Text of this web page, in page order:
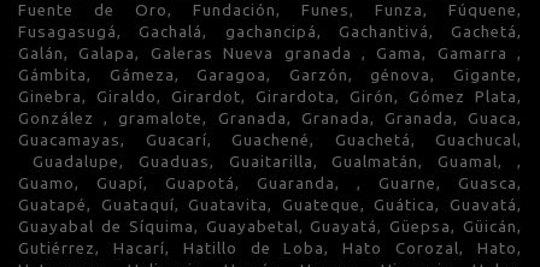
Fuente de Oro, Fundación, Funes, Funza, Fúquene,
Fusagasugá, Gachalá, gachancipá, Gachantivá, Gachetá,
Galán, Galapa, Galeras Nueva granada , Gama, Gamarra ,
Gámbita, Gámeza, Garagoa, Garzón, génova, Gigante,
Ginebra, Giraldo, Girardot, Girardota, Girón, Gómez Plata,
González , gramalote, Granada, Granada, Granada, Guaca,
Guacamayas, Guacarí, Guachené, Guachetá, Guachucal,
Guadalupe, Guaduas, Guaitarilla, Gualmatán, Guamal, ,
Guamo, Guapí, Guapotá, Guaranda, , Guarne, Guasca,
Guatapé, Guataquí, Guatavita, Guateque, Guática, Guavatá,
Guayabal de Síquima, Guayabetal, Guayatá, Güepsa, Güicán,
Gutiérrez, Hacarí, Hatillo de Loba, Hato Corozal, Hato,